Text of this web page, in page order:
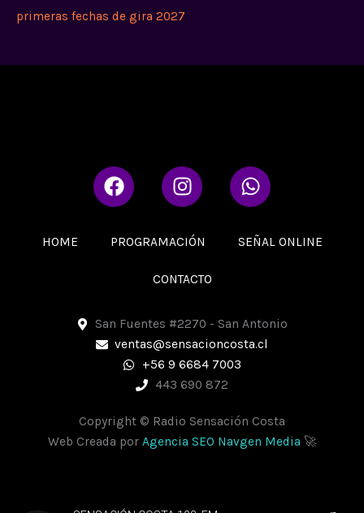
primeras fechas de gira 2027
F
a
e
k
I
n
t
g
a
m
W
h
t
p
HOME PROGRAMACIÓN SEÑAL ONLINE
CONTACTO
San Fuentes #2270 - San Antonio
ventas@sensacioncosta.cl
+56 9 6684 7003
443 690 872
Copyright © Radio Sensación Costa
Web Creada por Agencia SEO Navgen Media 🚀